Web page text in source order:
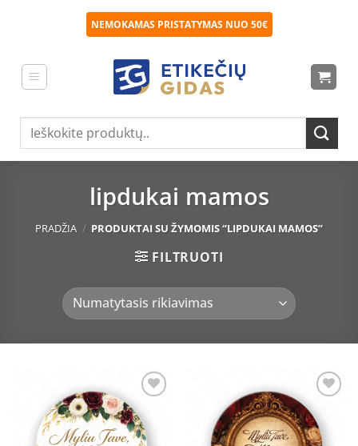
NEMOKAMAS PRISTATYMAS NUO 50€
Ieškoti:
lipdukai mamos
PRADŽIA / PRODUKTAI SU ŽYMOMIS “LIPDUKAI MAMOS”
FILTRUOTI
Pridėti
į norų
sąrašą
Pridėti
į norų
sąrašą